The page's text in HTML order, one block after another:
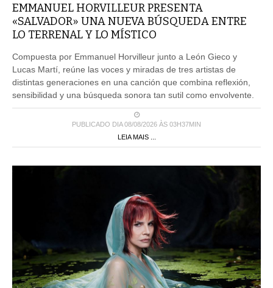
EMMANUEL HORVILLEUR PRESENTA
«SALVADOR» UNA NUEVA BÚSQUEDA ENTRE
LO TERRENAL Y LO MÍSTICO
Compuesta por Emmanuel Horvilleur junto a León Gieco y
Lucas Martí, reúne las voces y miradas de tres artistas de
distintas generaciones en una canción que combina reflexión,
sensibilidad y una búsqueda sonora tan sutil como envolvente.
PUBLICADO DIA 08/08/2026 ÀS 03H37MIN
LEIA MAIS ...